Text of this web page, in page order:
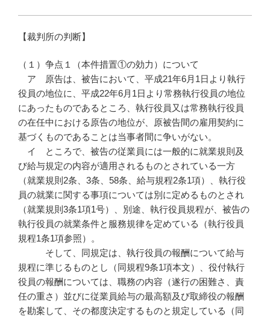
【裁判所の判断】
（１）争点１（本件措置①の効力）について
ア 原告は、被告において、平成21年6月1日より執行
役員の地位に、平成22年6月1日より常務執行役員の地位
にあったものであるところ、執行役員又は常務執行役員
の在任中における原告の地位が、原被告間の雇用契約に
基づくものであることは当事者間に争いがない。
イ ところで、被告の従業員には一般的に就業規則及
び給与規定の内容が適用されるものとされている一方
（就業規則2条、3条、58条、給与規程2条1項）、執行役
員の就業に関する事項については別に定めるものとされ
（就業規則3条1項1号）、別途、執行役員規程が、被告の
執行役員の就業条件と服務規律を定めている（執行役員
規程1条1項参照）。
そして、同規定は、執行役員の報酬について給与
規程に準じるものとし（同規程9条1項本文）、役付執行
役員の報酬については、職務の内容（遂行の困難さ、責
任の重さ）並びに従業員給与の最高額及び取締役の報酬
を勘案して、その都度決定するものと規定している（同